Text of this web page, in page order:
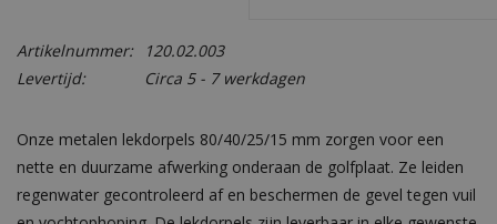
Artikelnummer:
120.02.003
Levertijd:
Circa 5 - 7 werkdagen
Onze metalen lekdorpels 80/40/25/15 mm zorgen voor een
nette en duurzame afwerking onderaan de golfplaat. Ze leiden
regenwater gecontroleerd af en beschermen de gevel tegen vuil